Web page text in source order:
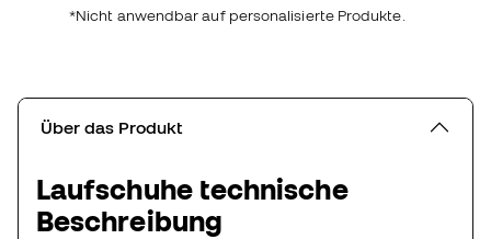
*Nicht anwendbar auf personalisierte Produkte.
Über das Produkt
Laufschuhe technische
Beschreibung